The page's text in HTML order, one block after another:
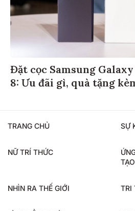
Đặt cọc Samsung
8: Ưu đãi gì, quà tặng
TRANG CHỦ SỰ
NỮ TRÍ THỨC
TẠO
NHÌN RA THẾ GIỚI TRI